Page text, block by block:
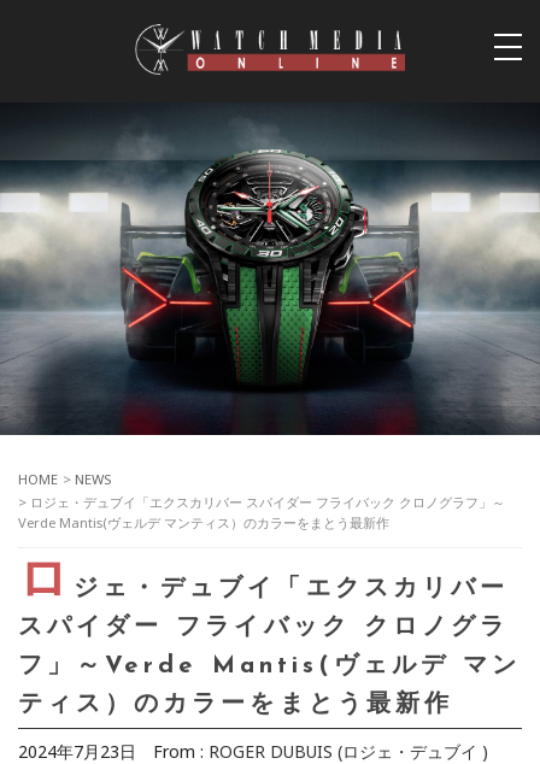
HOME > NEWS
> ロジェ・デュブイ「エクスカリバー スパイダー フライバック クロノグラフ」～
Verde Mantis(ヴェルデ マンティス）のカラーをまとう最新作
ロ
ジェ・デュブイ「エクスカリバー
スパイダー フライバック クロノグラ
フ」～Verde Mantis(ヴェルデ マン
ティス）のカラーをまとう最新作
2024年7月23日 From : ROGER DUBUIS (ロジェ・デュブイ )